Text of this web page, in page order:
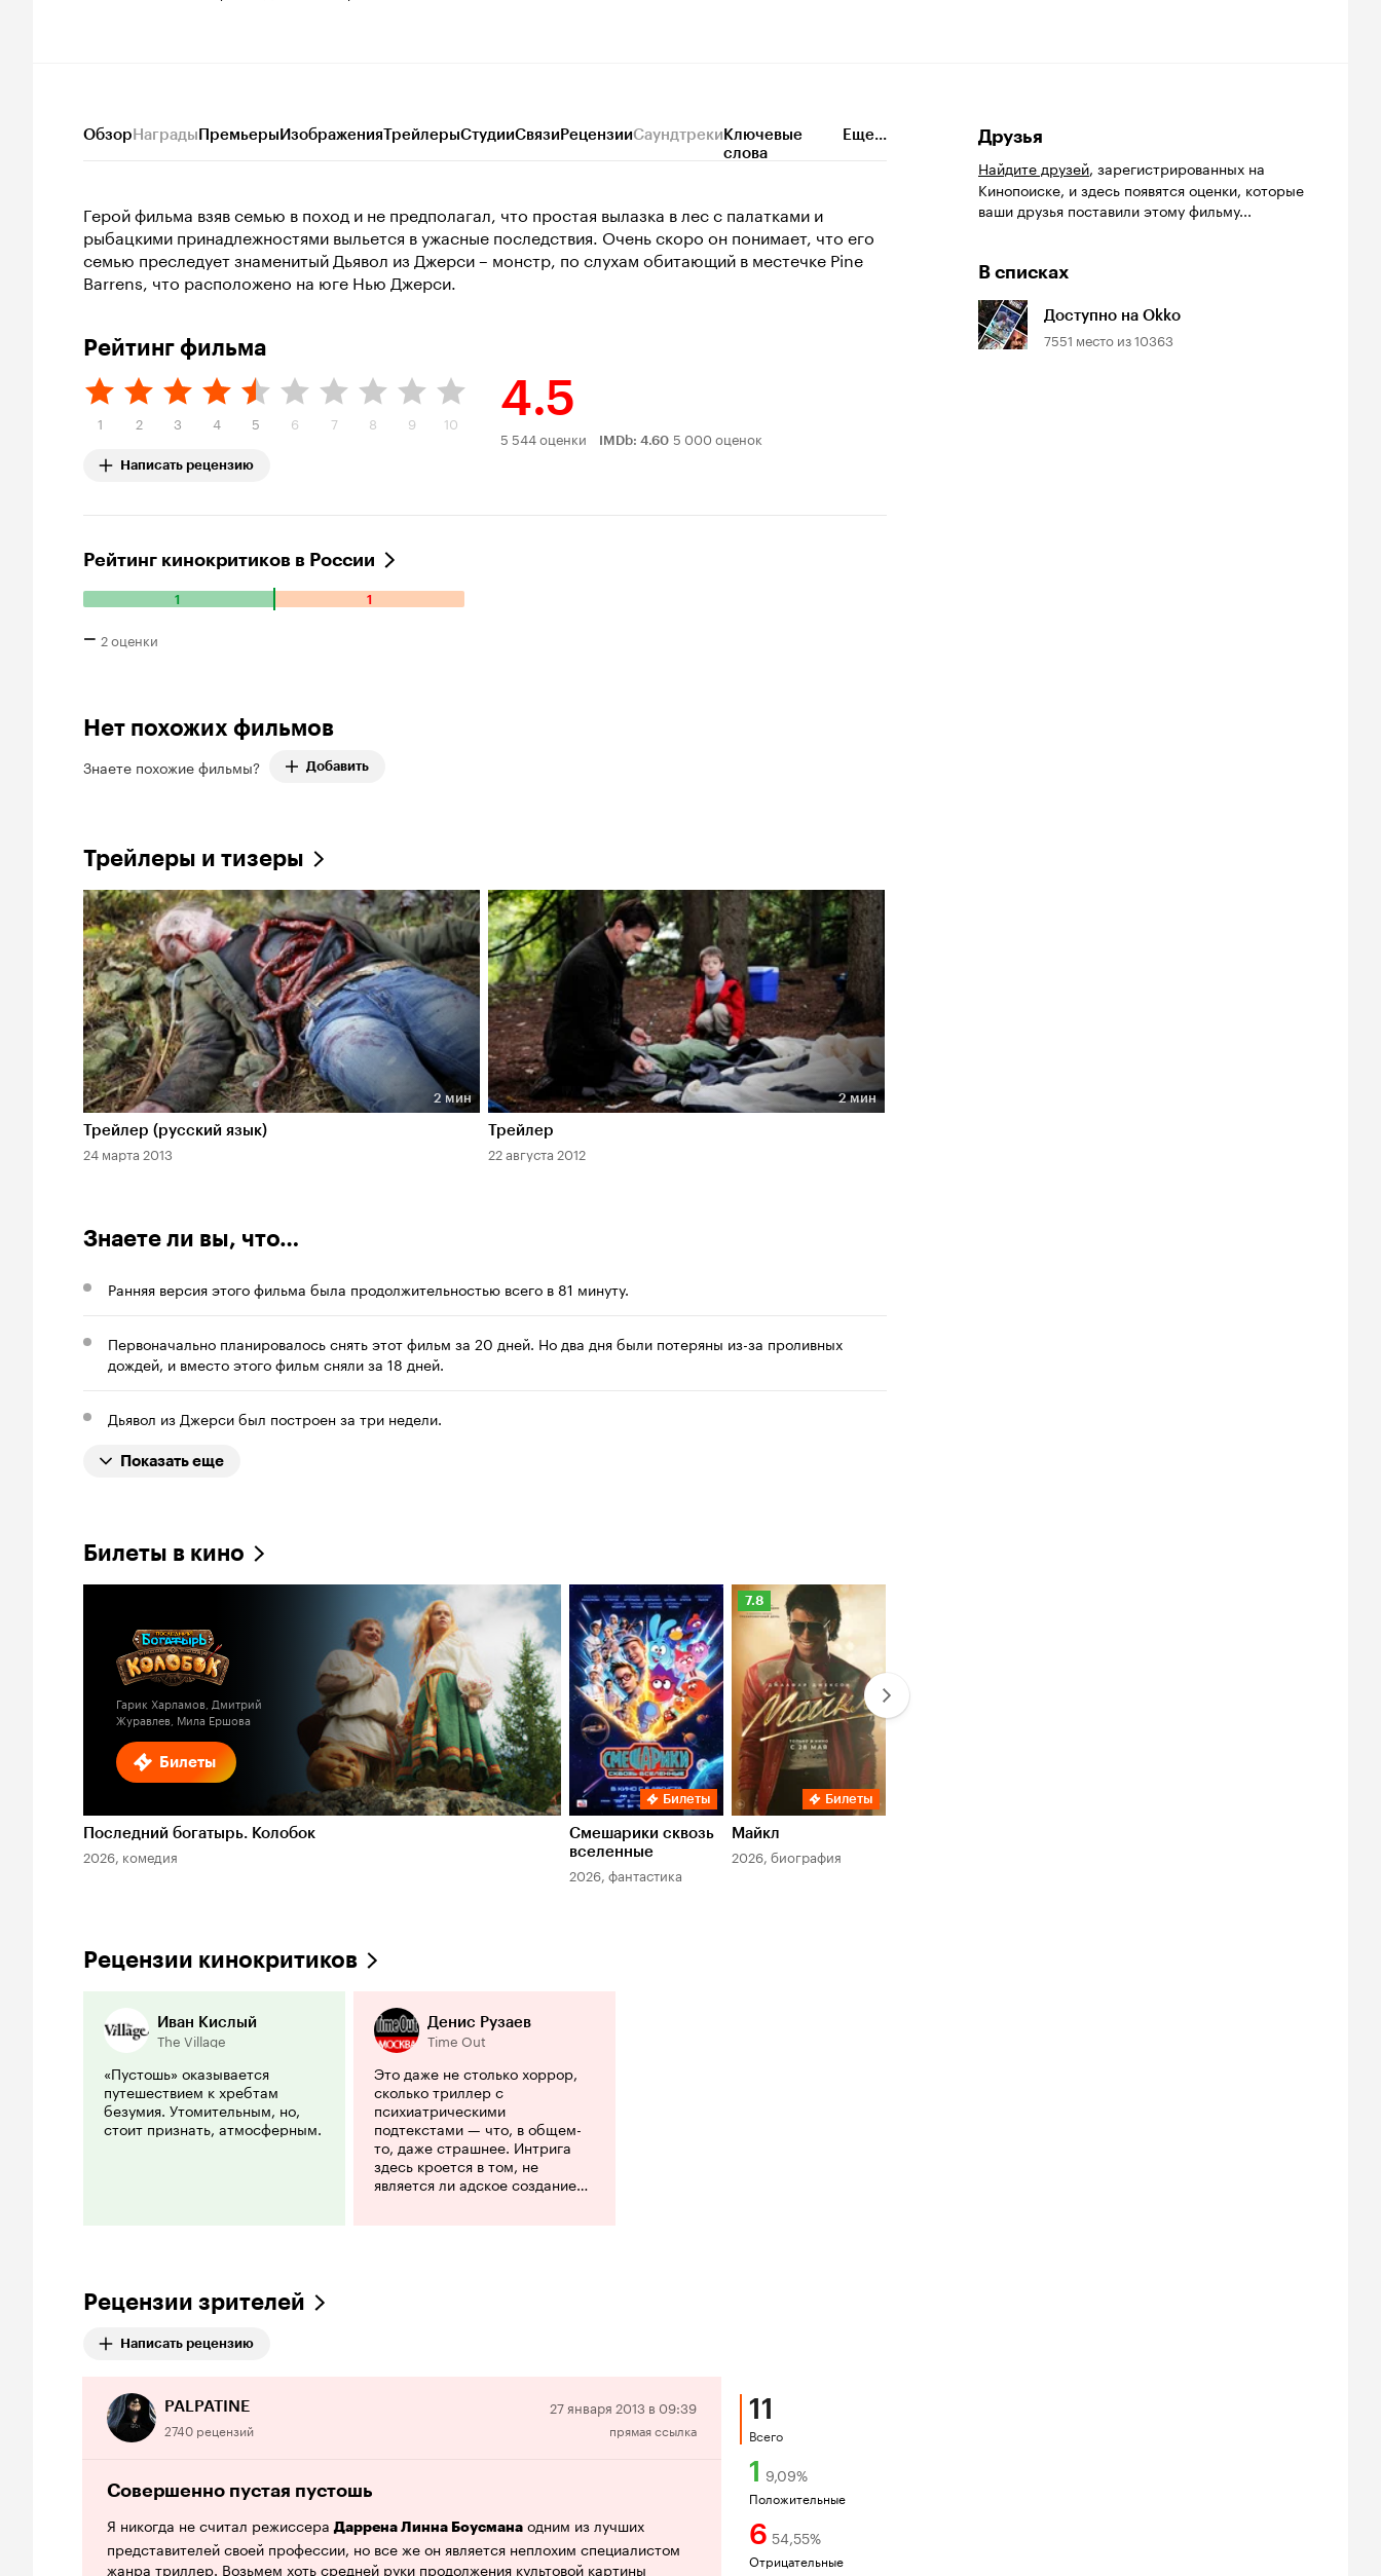
ОбзорНаградыПремьерыИзображенияТрейлерыСтудииСвязиРецензииСаундтрекиКлючевые
слова
Еще...
Герой фильма взяв семью в поход и не предполагал, что простая вылазка в лес с палатками и
рыбацкими принадлежностями выльется в ужасные последствия. Очень скоро он понимает, что его
семью преследует знаменитый Дьявол из Джерси – монстр, по слухам обитающий в местечке Pine
Barrens, что расположено на юге Нью Джерси.
Рейтинг фильма
1 2 3 4 5 6 7 8 9 10
Написать рецензию
4.5
Рейтинг
5 544 оценки IMDb: 4.60 5 000 оценок
Рейтинг кинокритиков в России
1 1
Количество положительных оценок: 1. Количество отрицательных оценок: 1.
– 2 оценки
Нет похожих фильмов
Знаете похожие фильмы? Добавить
Трейлеры и тизеры
Длительность 2 мин
2 мин
Трейлер (русский язык)
24 марта 2013
Длительность 2 мин
2 мин
Трейлер
22 августа 2012
Знаете ли вы, что…
Ранняя версия этого фильма была продолжительностью всего в 81 минуту.
Первоначально планировалось снять этот фильм за 20 дней. Но два дня были потеряны из-за проливных
дождей, и вместо этого фильм сняли за 18 дней.
Дьявол из Джерси был построен за три недели.
Показать еще
Билеты в кино
Билеты
Гарик Харламов, Дмитрий
Журавлев, Мила Ершова
Последний богатырь. Колобок
2026, комедия
Билеты
Смешарики сквозь
вселенные
2026, фантастика
Рейтинг
Кинопоиска
7.8
Билеты
Майкл
2026, биография
Рецензии кинокритиков
Иван Кислый
The Village
«Пустошь» оказывается
путешествием к хребтам
безумия. Утомительным, но,
стоит признать, атмосферным.
Денис Рузаев
Time Out
Это даже не столько хоррор,
сколько триллер с
психиатрическими
подтекстами — что, в общем-
то, даже страшнее. Интрига
здесь кроется в том, не
является ли адское создание
Рецензии зрителей
Написать рецензию
PALPATINE
2740 рецензий
Отрицательная
рецензия
27 января 2013 в 09:39
прямая ссылка
Совершенно пустая пустошь
Я никогда не считал режиссераДаррена Линна Боусмана одним из лучших
представителей своей профессии, но все же он является неплохим специалистом
жанра триллер. Возьмем хоть средней руки продолжения культовой картины
11
Всего
1 9,09%
Положительные
6 54,55%
Отрицательные
Друзья
Найдите друзей, зарегистрированных на
Кинопоиске, и здесь появятся оценки, которые
ваши друзья поставили этому фильму...
В списках
Доступно на Okko
7551 место из10363